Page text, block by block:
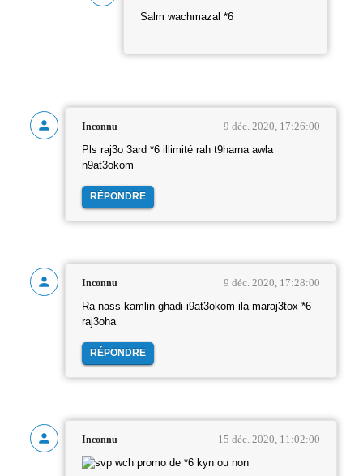
Salm wachmazal *6
Inconnu 9 déc. 2020, 17:26:00
Pls raj3o 3ard *6 illimité rah t9harna awla
n9at3okom
RÉPONDRE
Inconnu 9 déc. 2020, 17:28:00
Ra nass kamlin ghadi i9at3okom ila maraj3tox *6
raj3oha
RÉPONDRE
Inconnu 15 déc. 2020, 11:02:00
wch promo de *6 kyn ou non